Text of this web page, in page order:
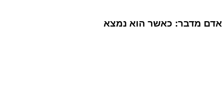
מדבר: כאשר הוא נמצא